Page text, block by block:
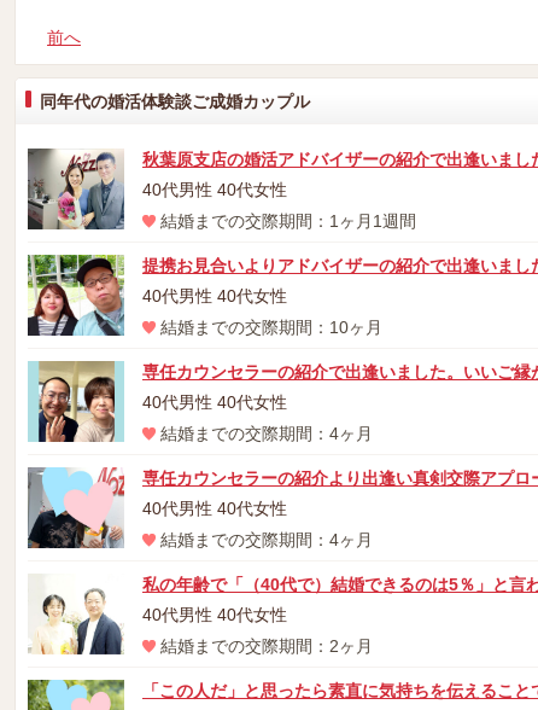
前へ
同年代の婚活体験談ご成婚カップル
秋葉原支店の婚活アドバイザーの紹介で出逢いま
40代男性 40代女性
結婚までの交際期間：1ヶ月1週間
提携お見合いよりアドバイザーの紹介で出逢いまし
40代男性 40代女性
結婚までの交際期間：10ヶ月
専任カウンセラーの紹介で出逢いました。いいご
40代男性 40代女性
結婚までの交際期間：4ヶ月
専任カウンセラーの紹介より出逢い真剣交際アプロ
40代男性 40代女性
結婚までの交際期間：4ヶ月
私の年齢で「（40代で）結婚できるのは5％」と言
40代男性 40代女性
結婚までの交際期間：2ヶ月
「この人だ」と思ったら素直に気持ちを伝えること